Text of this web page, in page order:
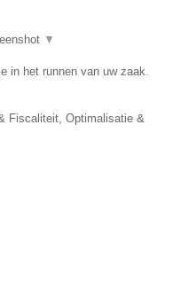
▼
in het runnen van uw zaak.
Fiscaliteit, Optimalisatie &